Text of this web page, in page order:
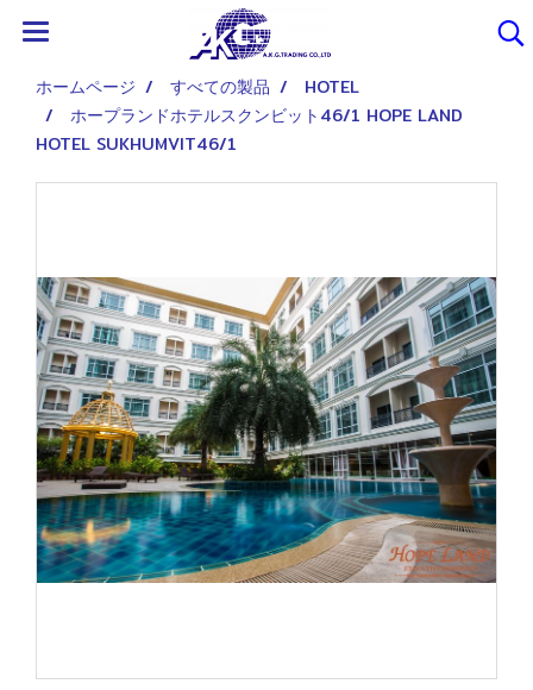
ホームページ すべての製品
HOTEL
ホープランドホテルスクンビット46/1 HOPE LAND
HOTEL SUKHUMVIT46/1